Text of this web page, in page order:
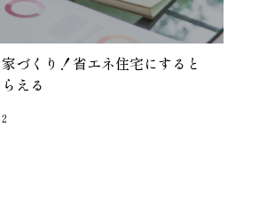
づくり！省エネ住宅にすると
える